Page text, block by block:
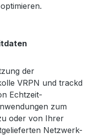
der
VRPN und trackd
Echtzeit-
zum
oder von Ihrer
Netzwerk-